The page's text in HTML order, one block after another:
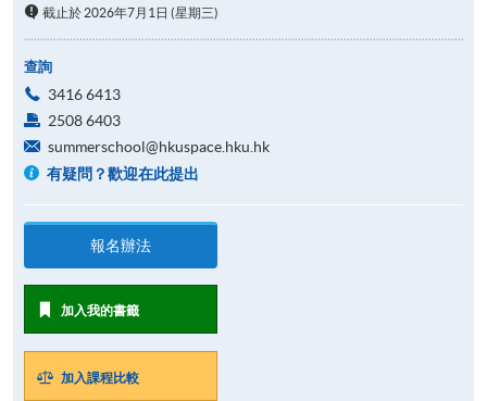
截止於 2026年7月1日 (星期三)
查詢
3416 6413
2508 6403
summerschool@hkuspace.hku.hk
有疑問？歡迎在此提出
報名辦法
加入我的書籤
加入課程比較